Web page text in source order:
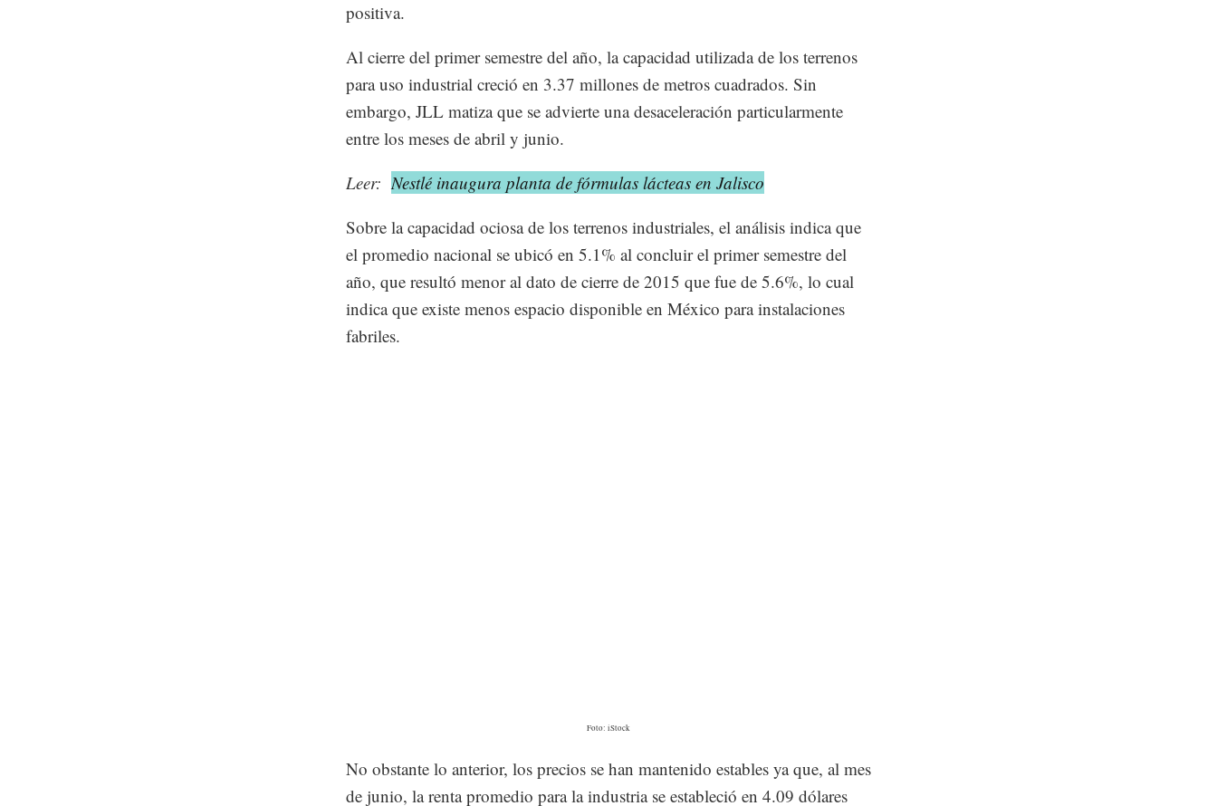
positiva.
Al cierre del primer semestre del año, la capacidad utilizada de los terrenos
para uso industrial creció en 3.37 millones de metros cuadrados. Sin
embargo, JLL matiza que se advierte una desaceleración particularmente
entre los meses de abril y junio.
Leer: Nestlé inaugura planta de fórmulas lácteas en Jalisco
Sobre la capacidad ociosa de los terrenos industriales, el análisis indica que
el promedio nacional se ubicó en 5.1% al concluir el primer semestre del
año, que resultó menor al dato de cierre de 2015 que fue de 5.6%, lo cual
indica que existe menos espacio disponible en México para instalaciones
fabriles.
Foto: iStock
No obstante lo anterior, los precios se han mantenido estables ya que, al mes
de junio, la renta promedio para la industria se estableció en 4.09 dólares